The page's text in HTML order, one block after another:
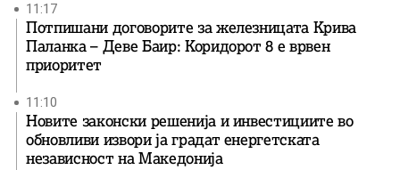
11:17
Потпишани договорите за железницата Крива
Паланка – Деве Баир: Коридорот 8 е врвен
приоритет
11:10
Новите законски решенија и инвестициите во
обновливи извори ја градат енергетската
независност на Македонија